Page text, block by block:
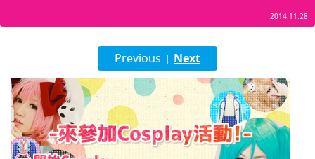
English
ภาษาไทย
tiéng Viêt
Bahasa Indonesia
2014.11.28
Previous | Next